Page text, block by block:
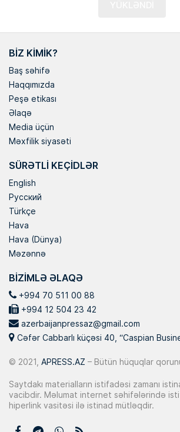
BIZ KIMIK?
Baş səhifə
Haqqımızda
Peşə etikası
Əlaqə
Media üçün
Məxfilik siyasəti
SÜRƏTLI KEÇIDLƏR
English
Русский
Türkçe
Hava
Hava (Dünya)
Məzənnə
BIZIMLƏ ƏLAQƏ
+994 70 511 00 88
+994 12 504 23 42
azerbaijanpressaz@gmail.com
Cəfər Cabbarlı küçəsi 40, “Caspian
© 2021, APRESS.AZ – Bütün hüquqlar
Saytdakı materialların istifadəsi zamanı
vacibdir. Məlumat internet səhifələrində
hiperlink vasitəsi ilə istinad mütləqdir.